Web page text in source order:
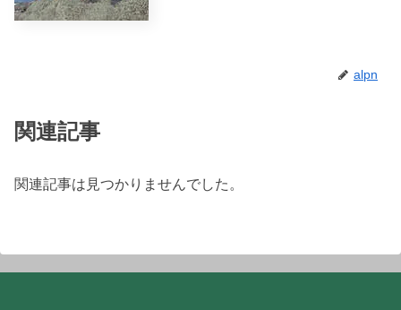
alpn
関連記事
関連記事は見つかりませんでした。